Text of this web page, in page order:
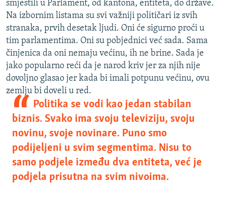
smjestili u Parlament, od kantona, entiteta, do države.
Na izbornim listama su svi važniji političari iz svih
stranaka, prvih desetak ljudi. Oni će sigurno proći u
tim parlamentima. Oni su pobjednici već sada. Sama
činjenica da oni nemaju većinu, ih ne brine. Sada je
jako popularno reći da je narod kriv jer za njih nije
dovoljno glasao jer kada bi imali potpunu većinu, ovu
zemlju bi doveli u red.
Politika se vodi kao jedan stabilan
biznis. Svako ima svoju televiziju, svoju
novinu, svoje novinare. Puno smo
podijeljeni u svim segmentima. Nisu to
samo podjele između dva entiteta, već je
podjela prisutna na svim nivoima.